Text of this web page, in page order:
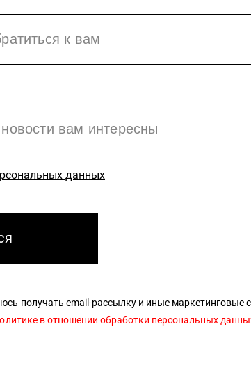
данных
получать email-рассылку и иные маркетинговые
в отношении обработки персональных